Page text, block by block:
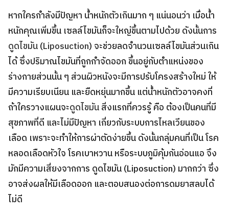
หากใครกำลังมีปัญหา น้ำหนักตัวเกินมาก ๆ แน่นอนว่า เมื่อน้ำ
หนักคุณเพิ่มขึ้น เซลล์ไขมันก็จะใหญ่ขึ้นตามไปด้วย ดังนั้นการ
ดูดไขมัน(Liposuction) จะช่วยลดจํานวนเซลล์ไขมันส่วนเกิน
ได้ ซึ่งปริมาณไขมันที่ถูกกําจัดออก ขึ้นอยู่กับตำแหน่งของ
ร่างกายส่วนนั้น ๆ ส่วนผิวหนังจะมีการปรับโครงสร้างใหม่ ให้
มีความเรียบเนียน และยืดหยุ่นมากขึ้น แต่น้ำหนักตัวอาจคงที่
ถ้าใครวางแผนจะดูดไขมันสิ่งแรกที่ควรรู้ คือ ต้องเป็นคนที่มี
สุขภาพที่ดี และไม่มีปัญหา เกี่ยวกับระบบการไหลเวียนของ
เลือด เพราะจะทำให้การผ่าตัดง่ายขึ้น ดังนั้นกลุ่มคนที่เป็น โรค
หลอดเลือดหัวใจ โรคเบาหวาน หรือระบบภูมิคุ้มกันอ่อนแอ จึง
มักมีความเสี่ยงจากการ ดูดไขมัน (Liposuction) มากกว่า ซึ่ง
อาจส่งผลให้มีเลือดออก และตอบสนองต่อการดมยาสลบได้
ไม่ดี